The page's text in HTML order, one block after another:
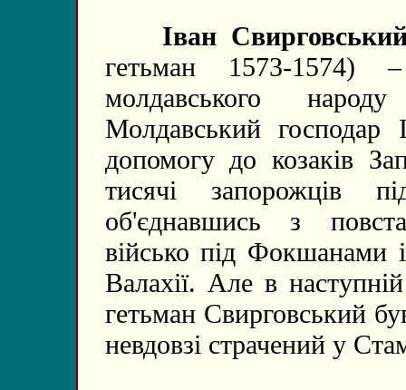
Іван
гетьман 1573-1574)
молдавського
Молдавський
допомогу до козаків
тисячі запорожців
об'єднавшись з
військо під Фокшанами
Валахії. Але в
гетьман Свирговський
невдовзі страчений у